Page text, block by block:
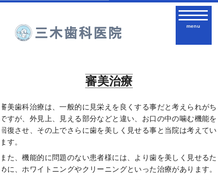
menu
審美治療
審美歯科治療は、一般的に見栄えを良くする事だと考えられがち
ですが、外見上、見える部分などと違い、お口の中の噛む機能を
回復させ、その上でさらに歯を美しく見せる事と当院は考えてい
ます。
また、機能的に問題のない患者様には、より歯を美しく見せるた
めに、ホワイトニングやクリーニングといった治療があります。